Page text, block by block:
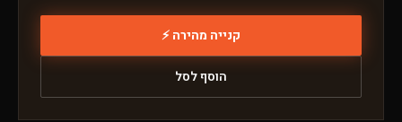
קנייה מהירה ⚡
הוסף לסל